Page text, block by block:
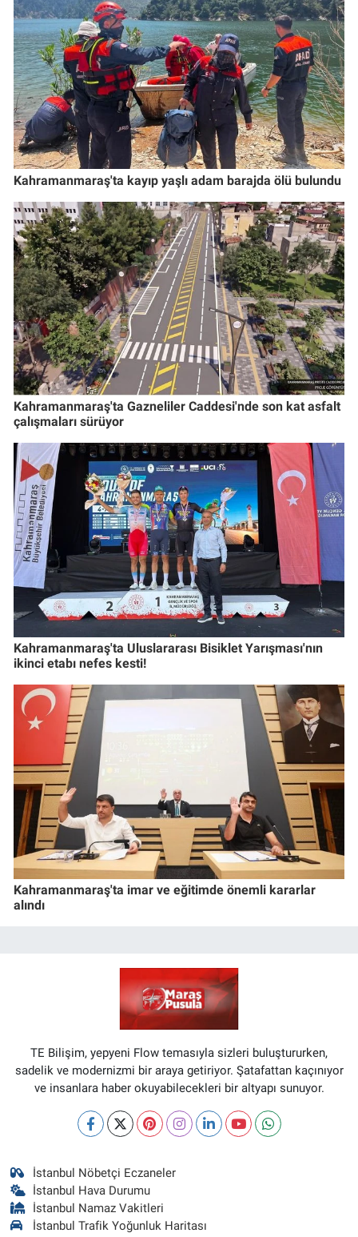
Kahramanmaraş'ta kayıp yaşlı adam barajda ölü bulundu
Kahramanmaraş'ta Gazneliler Caddesi'nde son kat asfalt
çalışmaları sürüyor
Kahramanmaraş'ta Uluslararası Bisiklet Yarışması'nın
ikinci etabı nefes kesti!
Kahramanmaraş'ta imar ve eğitimde önemli kararlar
alındı
TE Bilişim, yepyeni Flow temasıyla sizleri buluştururken,
sadelik ve modernizmi bir araya getiriyor. Şatafattan kaçınıyor
ve insanlara haber okuyabilecekleri bir altyapı sunuyor.
İstanbul Nöbetçi Eczaneler
İstanbul Hava Durumu
İstanbul Namaz Vakitleri
İstanbul Trafik Yoğunluk Haritası